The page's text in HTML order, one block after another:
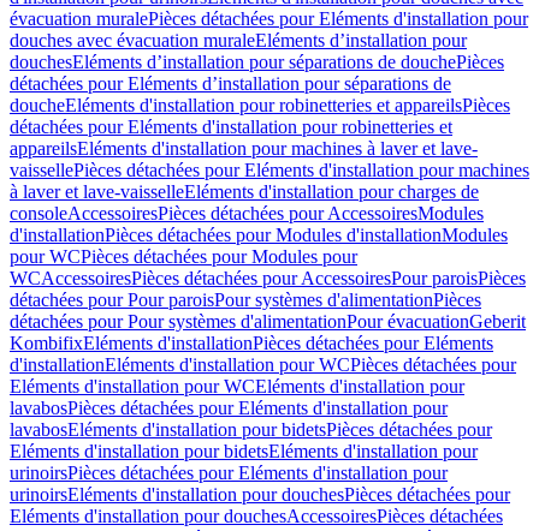
évacuation muralePièces détachées pour Eléments d'installation pour
douches avec évacuation muraleEléments d’installation pour
douchesEléments d’installation pour séparations de douchePièces
détachées pour Eléments d’installation pour séparations de
doucheEléments d'installation pour robinetteries et appareilsPièces
détachées pour Eléments d'installation pour robinetteries et
appareilsEléments d'installation pour machines à laver et lave-
vaissellePièces détachées pour Eléments d'installation pour machines
à laver et lave-vaisselleEléments d'installation pour charges de
consoleAccessoiresPièces détachées pour AccessoiresModules
d'installationPièces détachées pour Modules d'installationModules
pour WCPièces détachées pour Modules pour
WCAccessoiresPièces détachées pour AccessoiresPour paroisPièces
détachées pour Pour paroisPour systèmes d'alimentationPièces
détachées pour Pour systèmes d'alimentationPour évacuationGeberit
KombifixEléments d'installationPièces détachées pour Eléments
d'installationEléments d'installation pour WCPièces détachées pour
Eléments d'installation pour WCEléments d'installation pour
lavabosPièces détachées pour Eléments d'installation pour
lavabosEléments d'installation pour bidetsPièces détachées pour
Eléments d'installation pour bidetsEléments d'installation pour
urinoirsPièces détachées pour Eléments d'installation pour
urinoirsEléments d'installation pour douchesPièces détachées pour
Eléments d'installation pour douchesAccessoiresPièces détachées